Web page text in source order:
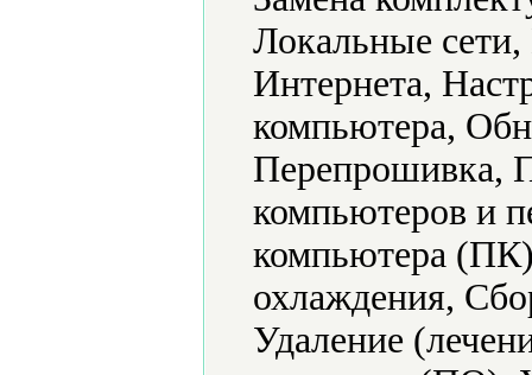
Локальные
Интернета,
компьютера,
Перепрошивка,
компьютеров и
компьютера
охлаждения,
Удаление